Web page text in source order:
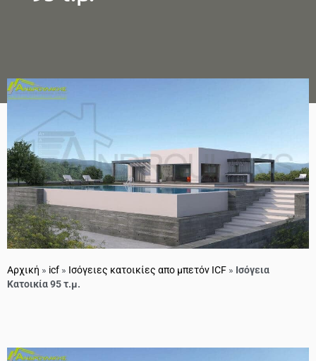
Αρχική » icf » Ισόγειες κατοικίες απο μπετόν ICF » Ισόγεια
Κατοικία 95 τ.μ.